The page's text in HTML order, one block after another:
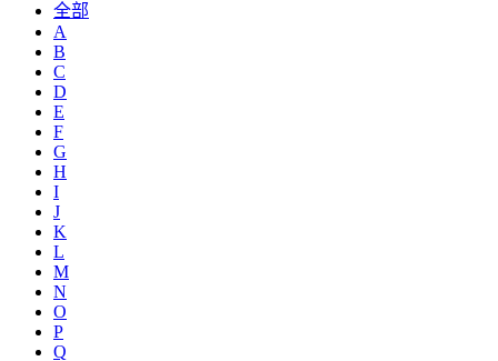
全部
A
B
C
D
E
F
G
H
I
J
K
L
M
N
O
P
Q